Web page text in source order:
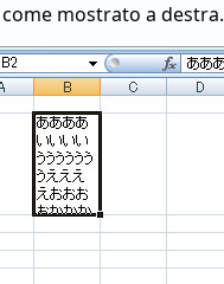
mostrato a destra.